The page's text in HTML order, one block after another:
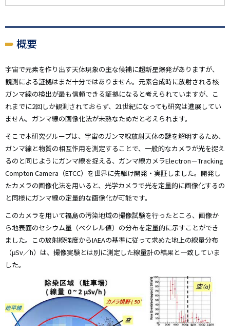
概要
宇宙で元素を作り出す天体現象の主な候補に超新星爆発がありますが、
観測による証拠はまだ十分ではありません。元素合成時に放射される核
ガンマ線の検出が最も信頼できる証拠になると考えられていますが、こ
れまでに2回しか観測されておらず、21世紀になっても研究は進展してい
ません。ガンマ線の画像化法が未熟なためだと考えられます。
そこで本研究グループは、宇宙のガンマ線放射天体の謎を解明するため、
ガンマ線と物質の相互作用を測定することで、一般的なカメラが光を捉え
るのと同じようにガンマ線を捉える、ガンマ線カメラElectron－Tracking
Compton Camera（ETCC）を世界に先駆け開発・実証しました。開発し
たカメラの画像化法を用いると、光学カメラで光を定量的に画像化するの
と同様にガンマ線の定量的な画像化が可能です。
このカメラを用いて福島の汚染地域の撮像試験を行ったところ、画像か
ら地表面のセシウム量（ベクレル値）の分布を定量的に示すことができ
ました。この放射線強度からIAEAの基準に従って求めた地上の線量分布
（μSv／h）は、撮像実験とは別に測定した線量計の結果と一致していま
した。